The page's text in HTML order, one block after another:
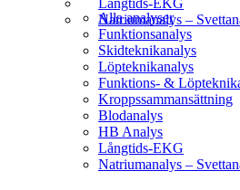
Långtids-EKG
Natriumanalys –
Alla analyser
Funktionsanalys
Skidteknikanalys
Löpteknikanalys
Funktions- &
Kroppssammansättning
Blodanalys
HB Analys
Långtids-EKG
Natriumanalys –